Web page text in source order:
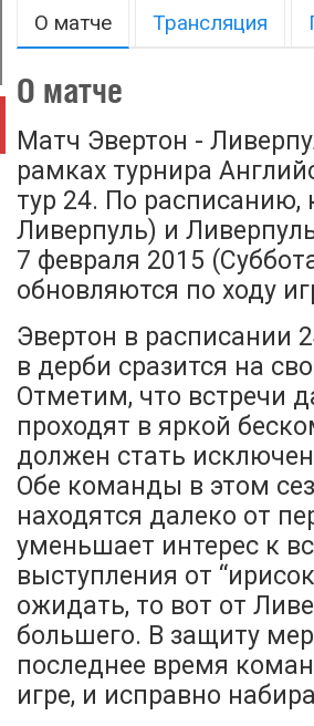
О матче Трансляция
О матче
Матч Эвертон -
рамках турнира
тур 24. По
Ливерпуль) и
7 февраля 2015
обновляются по ходу
Эвертон в расписании
в дерби сразится на
Отметим, что встречи
проходят в яркой
должен стать
Обе команды в этом
находятся далеко от
уменьшает интерес к
выступления от
ожидать, то вот от
большего. В защиту
последнее время
игре, и исправно